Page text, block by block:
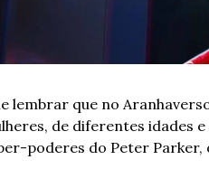
lembrar que no
de diferentes idades
poderes do Peter Parker,